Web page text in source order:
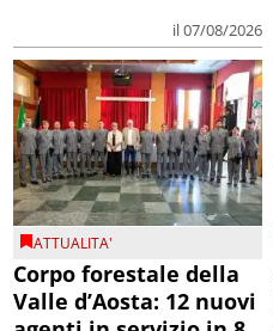
il 07/08/2026
ATTUALITA'
Corpo forestale della
Valle d’Aosta: 12 nuovi